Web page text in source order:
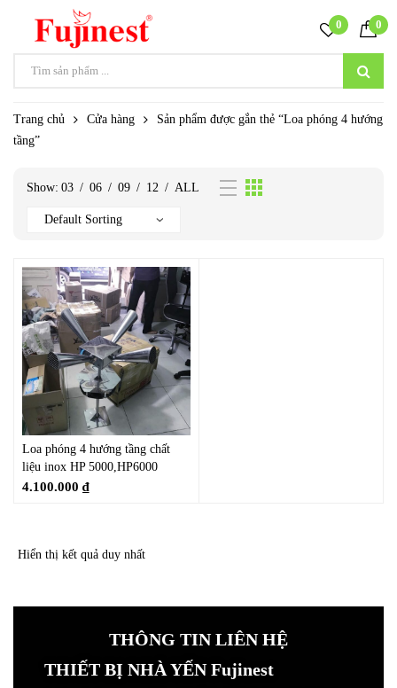
0 0
Trang chủ Cửa hàng
Sản phẩm được gắn thẻ “Loa phóng 4 hướng
tầng”
Show: 03 / 06 / 09 / 12 / ALL
Loa phóng 4 hướng tầng chất
liệu inox HP 5000,HP6000
4.100.000 ₫
Hiển thị kết quả duy nhất
THÔNG TIN LIÊN HỆ
THIẾT BỊ NHÀ YẾN Fujinest